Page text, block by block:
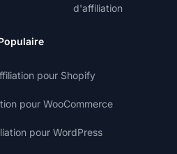
d'affiliation
pour Shopify
pour WooCommerce
pour WordPress